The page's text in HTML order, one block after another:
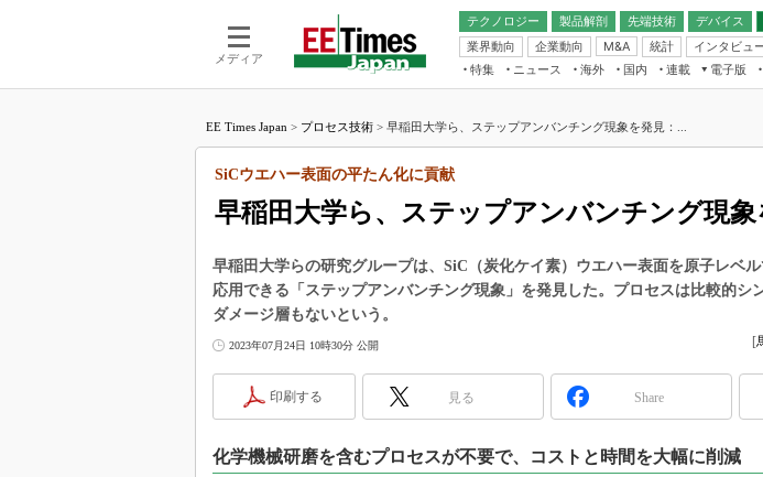
メディア
テクノロジー 製品解剖
先端技術
電池／エネルギー
デバイス
アナログ
マイコン
業界動向
企業動向 M&A 統計 インタビュ
フィジカルAI
読者調査（EE Times
IoT
エレクトロニクス入門（
特集 ニュース 海外 国内
連載
福田昭のデバイス通信
湯之上隆のナノフォーカス
大山聡の業界スコープ
リタイア直前エンジニアの社会人大
学漂流記
この10年で起こったこと、次の10年
製品分解で探るアジアの新トレンド
電子版
電子ブックレット
EE Times Japan > プロセス技術 > 早稲田大学ら、ステップアンバンチング現象を発見：...
早稲田大学ら、ステップアンバンチング現象
SiCウエハー表面の平たん化に貢献
早稲田大学らの研究グループは、SiC（炭化ケイ素）ウエハー表面を原子レベ
応用できる「ステップアンバンチング現象」を発見した。プロセスは比較的シ
ダメージ層もないという。
2023年07月24日 10時30分 公開 [
印刷する 見る Share
化学機械研磨を含むプロセスが不要で、コストと時間を大幅に削減